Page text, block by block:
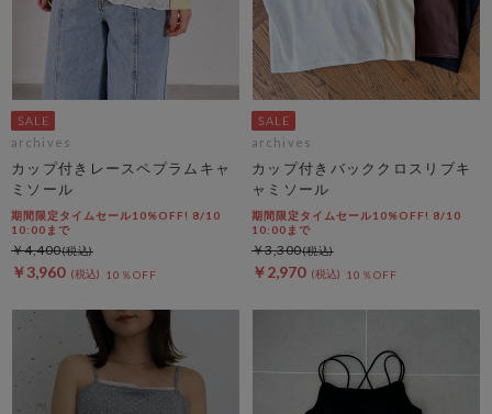
archives
カップ付きレースペプラムキャ
ミソール
期間限定タイムセール10%OFF! 8/10
10:00まで
￥3,960 10％OFF
￥4,400
archives
カップ付きバッククロスリブキ
ャミソール
期間限定タイムセール10%OFF! 8/10
10:00まで
￥2,970 10％OFF
￥3,300